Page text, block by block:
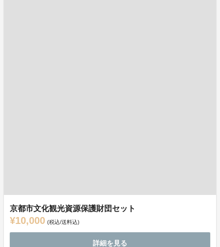
京都市文化観光資源保護財団セット
¥10,000 (税込/送料込)
詳細を見る